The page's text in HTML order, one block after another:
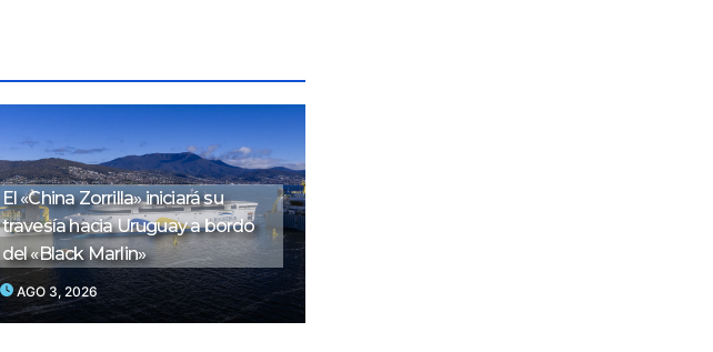
El «China Zorrilla» iniciará su
travesía hacia Uruguay a bordo
del «Black Marlin»
AGO 3, 2026